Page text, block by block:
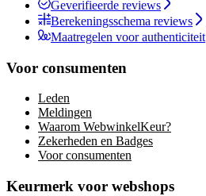
Geverifieerde reviews
Berekeningsschema reviews
Maatregelen voor authenticiteit
Voor consumenten
Leden
Meldingen
Waarom WebwinkelKeur?
Zekerheden en Badges
Voor consumenten
Keurmerk voor webshops